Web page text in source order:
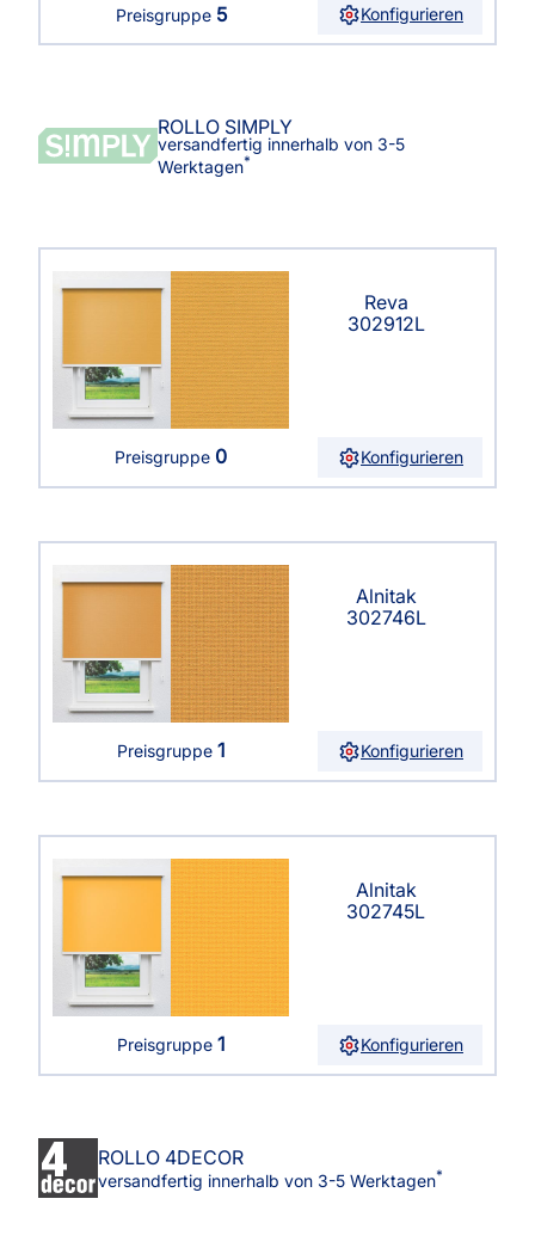
Preisgruppe 5 Konfigurieren
ROLLO SIMPLY
versandfertig innerhalb von 3-5
Werktagen*
Reva
302912L
Preisgruppe 0 Konfigurieren
Alnitak
302746L
Preisgruppe 1 Konfigurieren
Alnitak
302745L
Preisgruppe 1 Konfigurieren
ROLLO 4DECOR
versandfertig innerhalb von 3-5 Werktagen*